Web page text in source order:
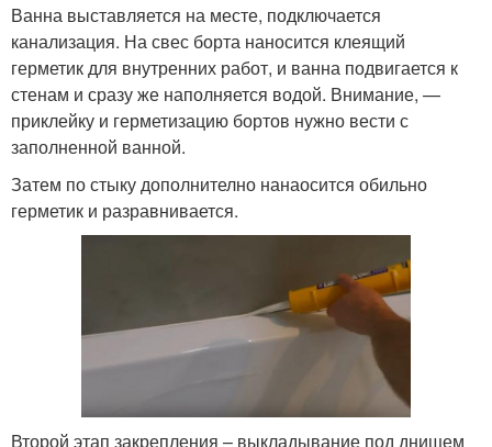
Ванна выставляется на месте, подключается
канализация. На свес борта наносится клеящий
герметик для внутренних работ, и ванна подвигается к
стенам и сразу же наполняется водой. Внимание, —
приклейку и герметизацию бортов нужно вести с
заполненной ванной.
Затем по стыку дополнително нанаосится обильно
герметик и разравнивается.
Второй этап закрепления – выкладывание под днищем